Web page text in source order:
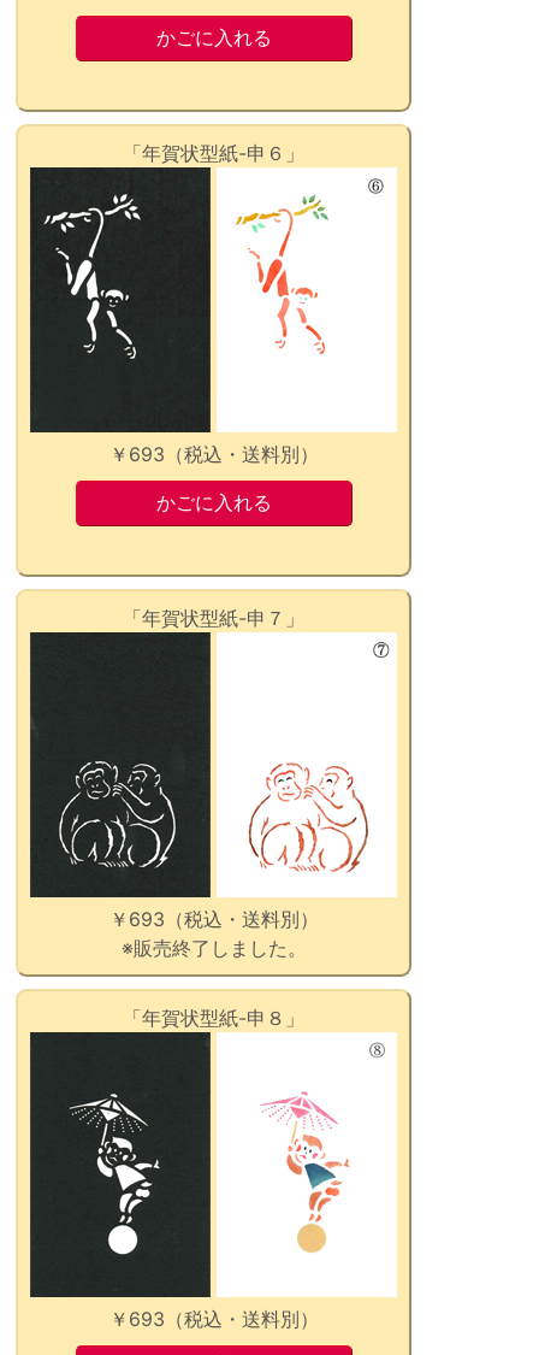
「年賀状型紙-申６」
￥693（税込・送料別）
「年賀状型紙-申７」
￥693（税込・送料別）
※販売終了しました。
「年賀状型紙-申８」
￥693（税込・送料別）